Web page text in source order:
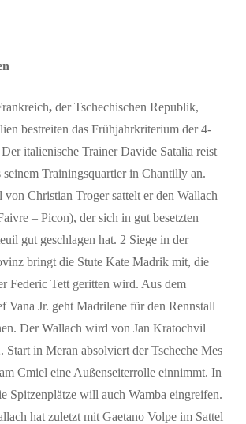
, der Tschechischen Republik,
bestreiten das Frühjahrkriterium der 4-
italienische Trainer Davide Satalia reist
seinem Trainingsquartier in Chantilly an.
von Christian Troger sattelt er den Wallach
– Picon), der sich in gut besetzten
gut geschlagen hat. 2 Siege in der
bringt die Stute Kate Madrik mit, die
Federic Tett geritten wird. Aus dem
Vana Jr. geht Madrilene für den Rennstall
Der Wallach wird von Jan Kratochvil
Start in Meran absolviert der Tscheche Mes
Cmiel eine Außenseiterrolle einnimmt. In
Spitzenplätze will auch Wamba eingreifen.
hat zuletzt mit Gaetano Volpe im Sattel